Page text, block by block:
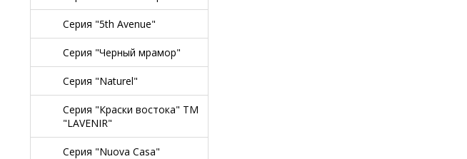
Серия "5th Avenue"
Серия "Черный мрамор"
Серия "Naturel"
Серия "Краски востока" TM
"LAVENIR"
Серия "Nuova Casa"